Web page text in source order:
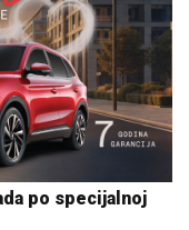
po specijalnoj